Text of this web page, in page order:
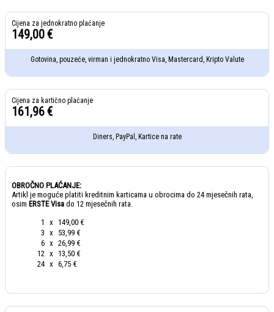
149,00 €
Gotovina, pouzeće, virman i jednokratno Visa, Mastercard, Kripto Valute
161,96 €
Diners, PayPal, Kartice na rate
OBROČNO PLAĆANJE:
Artikl je moguće platiti kreditnim karticama u obrocima do 24 mjesečnih rata,
osim ERSTE Visa do 12 mjesečnih rata.
1
x 149,00 €
3 x 53,99 €
6 x 26,99 €
12 x 13,50 €
24 x 6,75 €